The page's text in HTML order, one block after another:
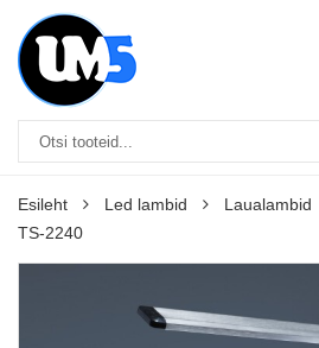
Esileht Led lambid Laualambid
TS-2240